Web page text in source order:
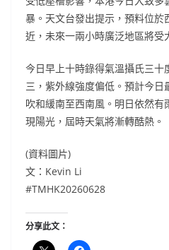
暴。天文台發出提示，預料位於
近，未來一兩小時廣泛地區將受
今日早上十時錄得氣溫攝氏三十
三，紫外線強度偏低。預計今日
吹和緩南至西南風。明日依然
現陽光，屆時天氣將漸轉酷熱。
(資料圖片)
文：Kevin Li
#TMHK20260628
分享此文：